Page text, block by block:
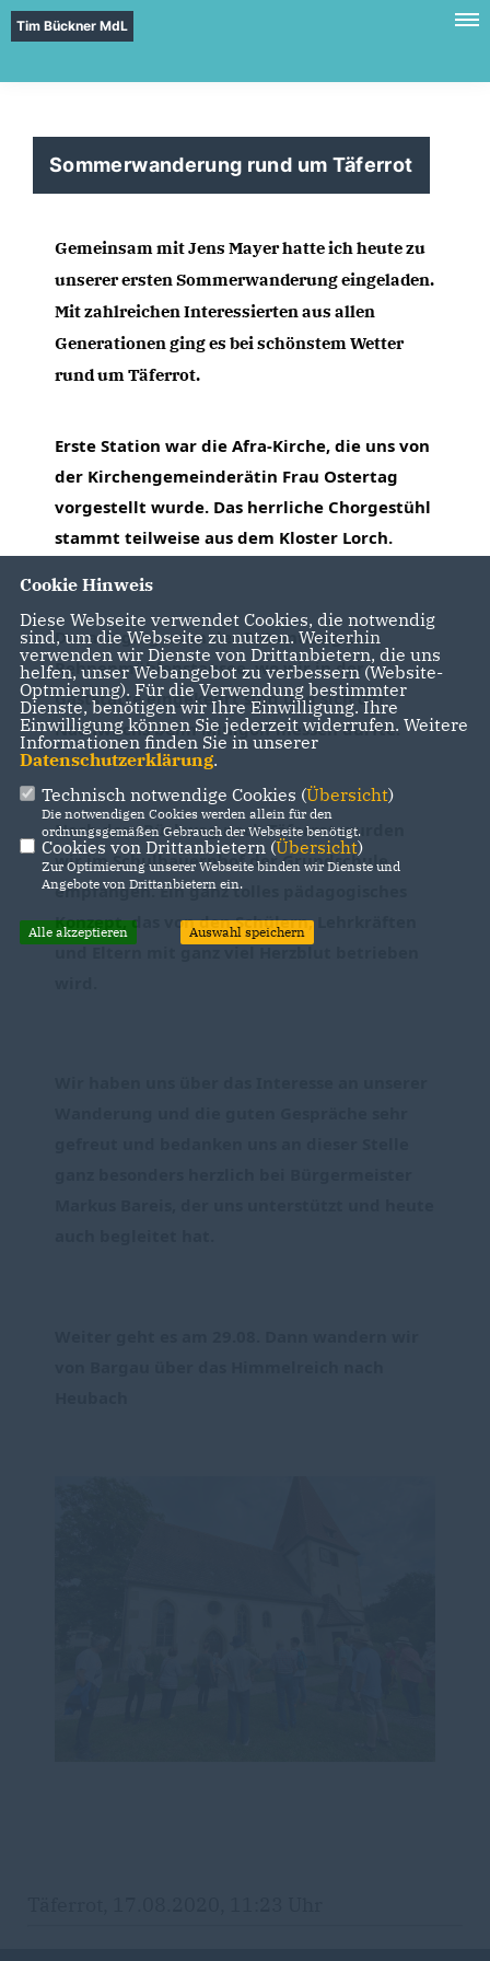
Tim Bückner MdL
Sommerwanderung rund um Täferrot
Gemeinsam mit Jens Mayer hatte ich heute zu
unserer ersten Sommerwanderung eingeladen.
Mit zahlreichen Interessierten aus allen
Generationen ging es bei schönstem Wetter
rund um Täferrot.
Erste Station war die Afra-Kirche, die uns von
der Kirchengemeinderätin Frau Ostertag
vorgestellt wurde. Das herrliche Chorgestühl
stammt teilweise aus dem Kloster Lorch.
Danach ging es an der Rot entlang zum
Rehnenmühlenstausee, wo wir in der
Gaststätte eingekehrt sind und sich der
Nachwuchs beim Minigolf messen durfte.
Nach dem Rückweg nach Täferrot wurden
wir im Schulbauernhof der Grundschule
empfangen. Ein ganz tolles pädagogisches
Konzept, das von den Schülern, Lehrkräften
und Eltern mit ganz viel Herzblut betrieben
Cookie Hinweis
Diese Webseite verwendet Cookies, die notwendig
sind, um die Webseite zu nutzen. Weiterhin
verwenden wir Dienste von Drittanbietern, die uns
helfen, unser Webangebot zu verbessern (Website-
Optmierung). Für die Verwendung bestimmter
Dienste, benötigen wir Ihre Einwilligung. Ihre
Einwilligung können Sie jederzeit widerrufen. Weitere
Informationen finden Sie in unserer
Datenschutzerklärung.
Technisch notwendige Cookies (Übersicht)
Die notwendigen Cookies werden allein für den
ordnungsgemäßen Gebrauch der Webseite benötigt.
Cookies von Drittanbietern (Übersicht)
Zur Optimierung unserer Webseite binden wir Dienste und
Angebote von Drittanbietern ein.
Alle akzeptieren Auswahl speichern